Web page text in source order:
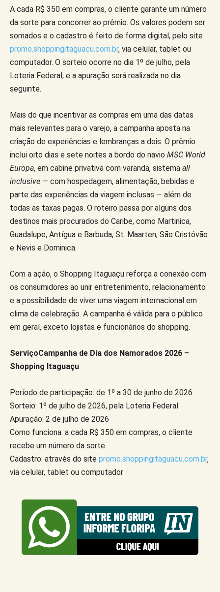
A cada R$ 350 em compras, o cliente garante um número
da sorte para concorrer ao prêmio. Os valores podem ser
somados e o cadastro é feito de forma digital, pelo site
promo.shoppingitaguacu.com.br, via celular, tablet ou
computador. O sorteio ocorre no dia 1º de julho, pela
Loteria Federal, e a apuração será realizada no dia
seguinte.
Mais do que incentivar as compras em uma das datas
mais relevantes para o varejo, a campanha aposta na
criação de experiências e lembranças a dois. O prêmio
inclui oito dias e sete noites a bordo do navio MSC World
Europa, em cabine privativa com varanda, sistema all
inclusive — com hospedagem, alimentação, bebidas e
parte das experiências da viagem inclusas — além de
todas as taxas pagas. O roteiro passa por alguns dos
destinos mais procurados do Caribe, como Martinica,
Guadalupe, Antígua e Barbuda, St. Maarten, São Cristóvão
e Nevis e Dominica.
Com a ação, o Shopping Itaguaçu reforça a conexão com
os consumidores ao unir entretenimento, relacionamento
e a possibilidade de viver uma viagem internacional em
clima de celebração. A campanha é válida para o público
em geral, exceto lojistas e funcionários do shopping.
ServiçoCampanha de Dia dos Namorados 2026 –
Shopping Itaguaçu
Período de participação: de 1º a 30 de junho de 2026
Sorteio: 1º de julho de 2026, pela Loteria Federal
Apuração: 2 de julho de 2026
Como funciona: a cada R$ 350 em compras, o cliente
recebe um número da sorte
Cadastro: através do site promo.shoppingitaguacu.com.br,
via celular, tablet ou computador